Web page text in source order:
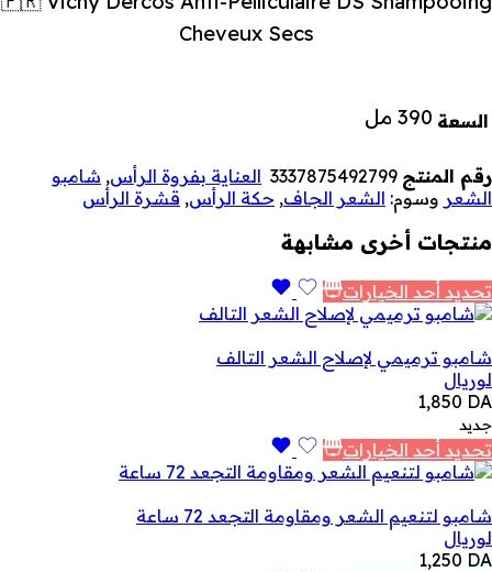
Cheveux Secs
السعة 390 مل
رقم المنتج 3337875492799 العناية بفروة الرأس, شامبو
الشعر وسوم: الشعر الجاف, حكة الرأس, قشرة الرأس
منتجات أخرى مشابهة
تحديد أحد الخيارات
شامبو ترميمي لإصلاح الشعر التالف
لوريال
1,850 DA
جديد
تحديد أحد الخيارات
شامبو لتنعيم الشعر ومقاومة التجعد 72 ساعة
لوريال
1,250 DA